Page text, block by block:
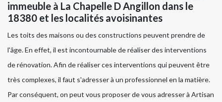
immeuble à La Chapelle D Angillon dans le
18380 et les localités avoisinantes
Les toits des maisons ou des constructions peuvent prendre de
l'âge. En effet, il est incontournable de réaliser des interventions
de rénovation. Afin de réaliser ces interventions qui peuvent être
très complexes, il faut s'adresser à un professionnel en la matière.
Par conséquent, on peut vous proposer de vous adresser à Artisan